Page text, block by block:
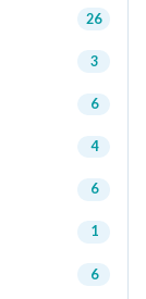
26
3
6
4
6
1
6